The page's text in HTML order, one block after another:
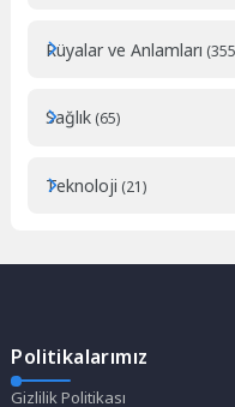
Rüyalar ve Anlamları
Sağlık (65)
Teknoloji (21)
Politikalarımız
Gizlilik Politikası